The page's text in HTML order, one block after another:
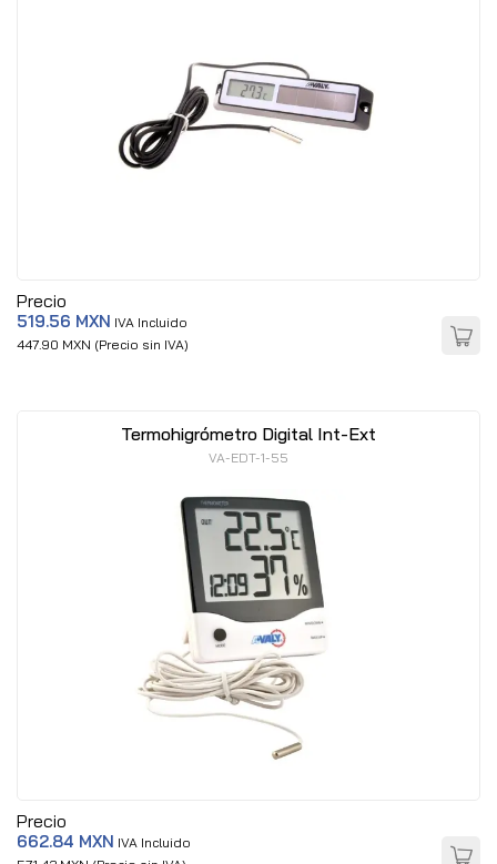
Precio
519.56 MXN IVA Incluido
447.90 MXN (Precio sin IVA)
Termohigrómetro Digital Int-Ext
VA-EDT-1-55
Precio
662.84 MXN IVA Incluido